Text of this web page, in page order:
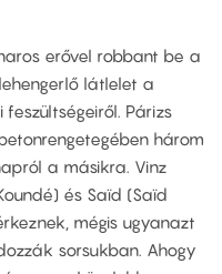
erővel robbant be a
látlelet a
Párizs
három
a másikra. Vinz
és Saïd (Saïd
mégis ugyanazt
sorsukban. Ahogy